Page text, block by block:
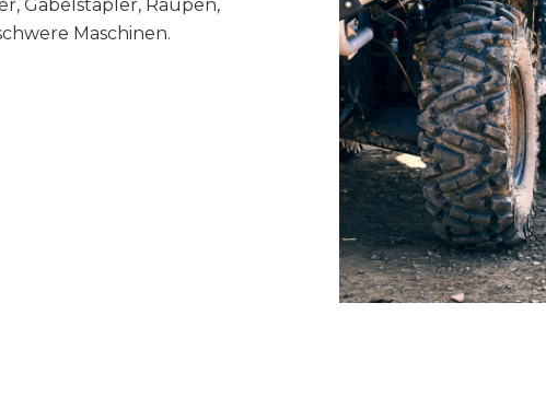
Gabelstapler, Raupen,
Maschinen.